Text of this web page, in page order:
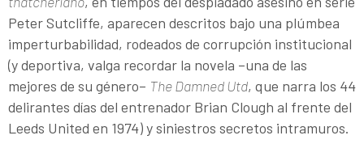
Peter Sutcliffe, aparecen descritos bajo una plúmbea
imperturbabilidad, rodeados de corrupción institucional
(y deportiva, valga recordar la novela –una de las
mejores de su género– The Damned Utd, que narra los 44
delirantes días del entrenador Brian Clough al frente del
Leeds United en 1974) y siniestros secretos intramuros.